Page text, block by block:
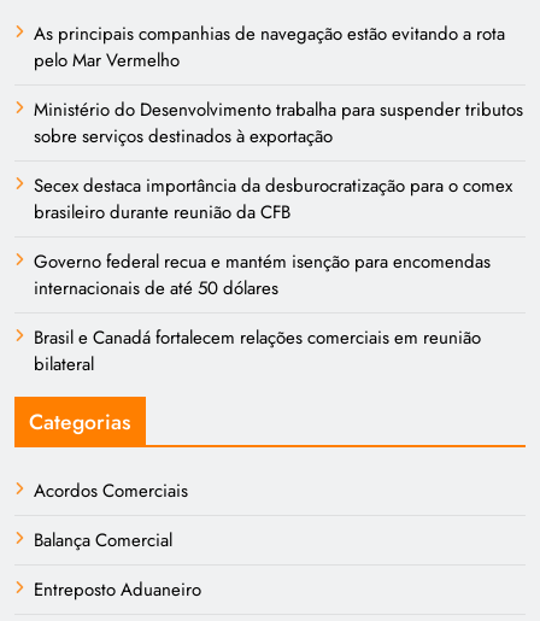
As principais companhias de navegação estão evitando a rota
pelo Mar Vermelho
Ministério do Desenvolvimento trabalha para suspender tributos
sobre serviços destinados à exportação
Secex destaca importância da desburocratização para o comex
brasileiro durante reunião da CFB
Governo federal recua e mantém isenção para encomendas
internacionais de até 50 dólares
Brasil e Canadá fortalecem relações comerciais em reunião
bilateral
Categorias
Acordos Comerciais
Balança Comercial
Entreposto Aduaneiro